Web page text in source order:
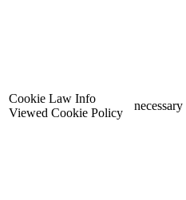
Cookie Law Info
Viewed Cookie Policy
necessary